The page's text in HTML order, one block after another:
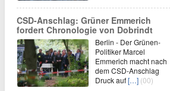
CSD-Anschlag: Grüner Emmerich
fordert Chronologie von Dobrindt
Berlin - Der Grünen-
Politiker Marcel
Emmerich macht nach
dem CSD-Anschlag
Druck auf[…] (00)